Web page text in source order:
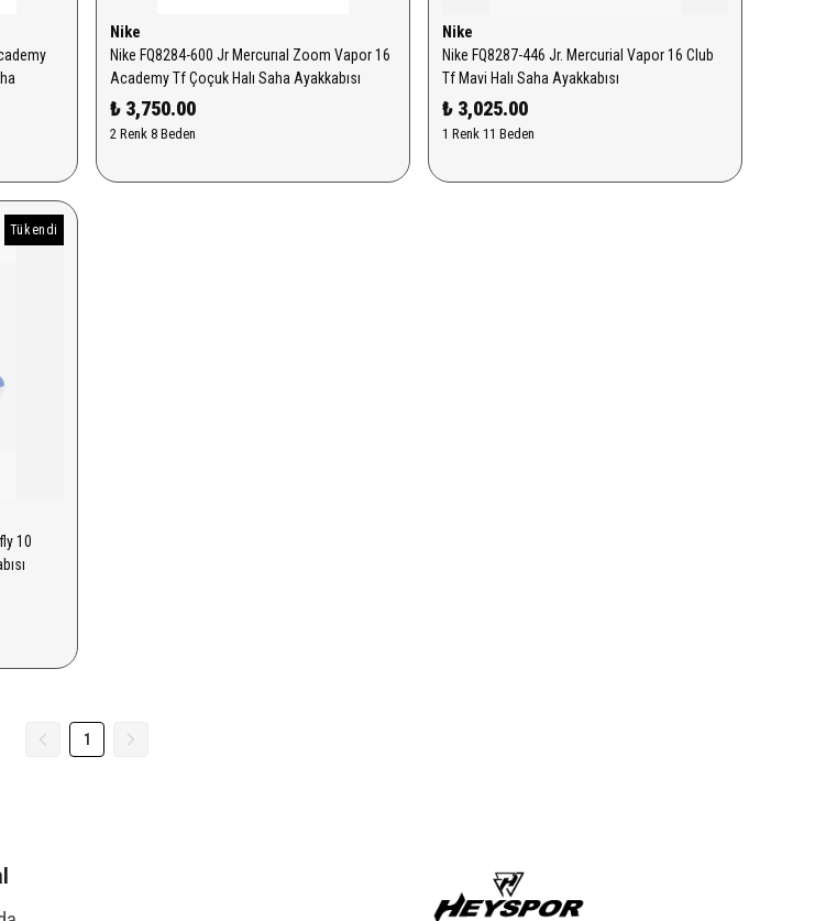
Nike
Nike FQ8284-600 Jr Mercurıal Zoom Vapor 16
Academy Tf Çoçuk Halı Saha Ayakkabısı
₺ 3,750.00
2 Renk 8 Beden
Nike
Nike FQ8287-446 Jr. Mercurial Vapor 16 Club
Tf Mavi Halı Saha Ayakkabısı
₺ 3,025.00
1 Renk 11 Beden
Tükendi
10
1